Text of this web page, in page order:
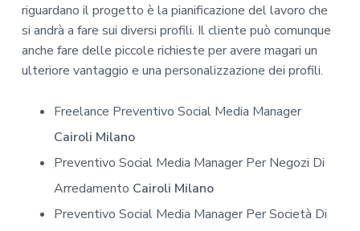
riguardano il progetto è la pianificazione del lavoro che
si andrà a fare sui diversi profili. Il cliente può comunque
anche fare delle piccole richieste per avere magari un
ulteriore vantaggio e una personalizzazione dei profili.
Freelance Preventivo Social Media Manager
Cairoli Milano
Preventivo Social Media Manager Per Negozi Di
Arredamento Cairoli Milano
Preventivo Social Media Manager Per Società Di